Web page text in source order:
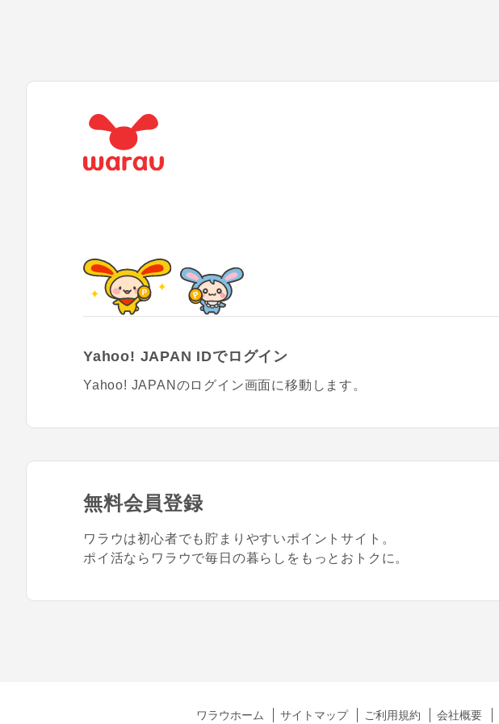
Yahoo! JAPAN IDでログイン
Yahoo! JAPANのログイン画面に移動します。
無料会員登録
ワラウは初心者でも貯まりやすいポイントサイト。
ポイ活ならワラウで毎日の暮らしをもっとおトクに。
ワラウホーム サイトマップ ご利用規約 会社概要